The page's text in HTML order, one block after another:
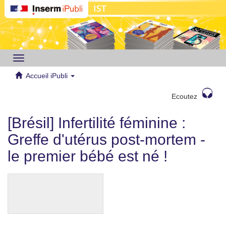
Toggle
navigation
Accueil iPubli
Ecoutez
[Brésil] Infertilité féminine :
Greffe d'utérus post-mortem -
le premier bébé est né !